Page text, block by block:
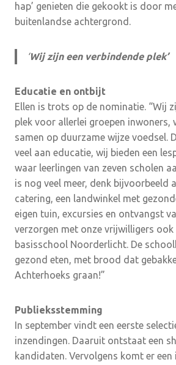
hap’ genieten die gekookt is door
buitenlandse achtergrond.
‘Wij zijn een verbindende plek’
Educatie en ontbijt
Ellen is trots op de nominatie. “Wij
plek voor allerlei groepen inwoners,
samen op duurzame wijze voedsel.
veel aan educatie, wij bieden een
waar leerlingen van zeven scholen
is nog veel meer, denk bijvoorbeeld
catering, een landwinkel met
eigen tuin, excursies en ontvangst
verzorgen met onze vrijwilligers
basisschool Noorderlicht. De
gezond eten, met brood dat
Achterhoeks graan!”
Publieksstemming
In september vindt een eerste
inzendingen. Daaruit ontstaat een
kandidaten. Vervolgens komt er